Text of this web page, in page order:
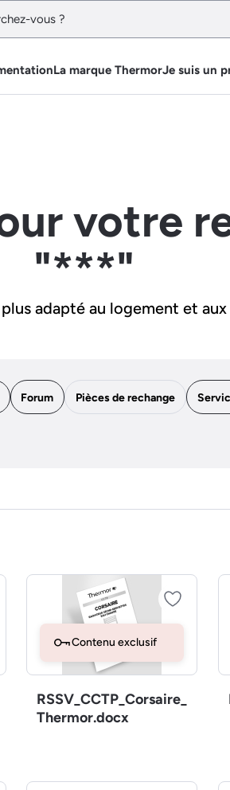
La marque ThermorJe suis un
votre
"***"
adapté au logement et
Forum Pièces de rechange
Contenu exclusif
RSSV_CCTP_Corsaire_
Thermor.docx